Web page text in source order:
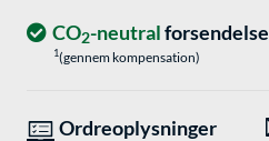
CO2-neutralforsendelse
1(gennem kompensation)
Ordreoplysninger